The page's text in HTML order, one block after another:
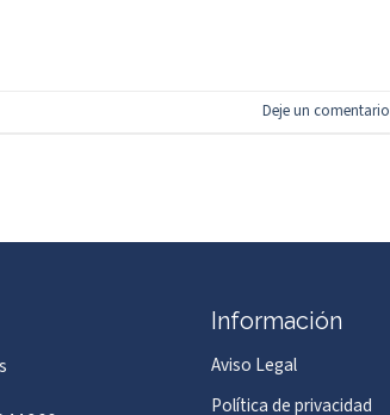
Deje un comentario
Información
Aviso Legal
Política de privacidad